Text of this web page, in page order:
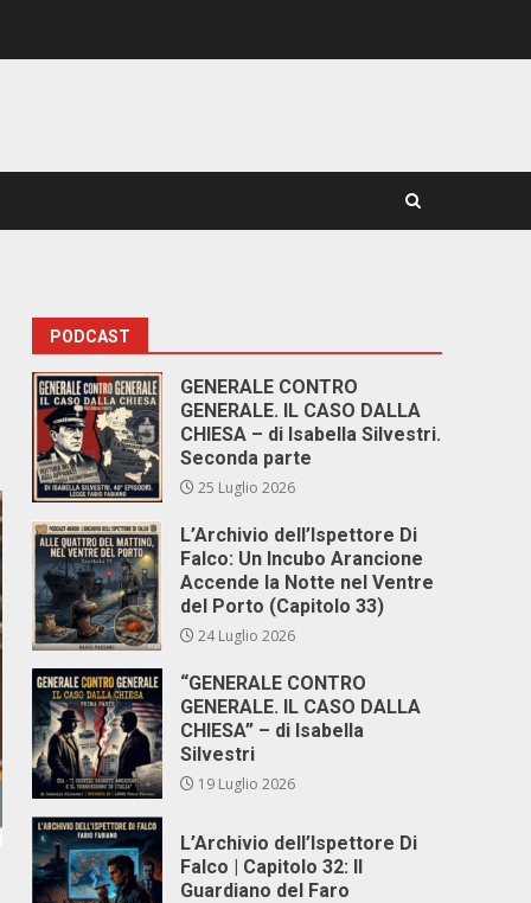
PODCAST
GENERALE CONTRO
GENERALE. IL CASO DALLA
CHIESA – di Isabella Silvestri.
Seconda parte
25 Luglio 2026
L’Archivio dell’Ispettore Di
Falco: Un Incubo Arancione
Accende la Notte nel Ventre
del Porto (Capitolo 33)
24 Luglio 2026
“GENERALE CONTRO
GENERALE. IL CASO DALLA
CHIESA” – di Isabella
Silvestri
19 Luglio 2026
L’Archivio dell’Ispettore Di
Falco | Capitolo 32: Il
Guardiano del Faro